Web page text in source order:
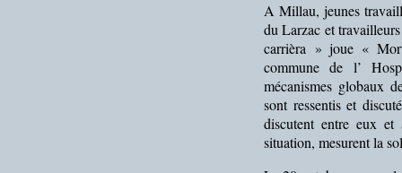
A Millau, jeunes
du Larzac et
carrièra » joue «
commune de l’
mécanismes globaux
sont ressentis et
discutent entre eux et
situation, mesurent la